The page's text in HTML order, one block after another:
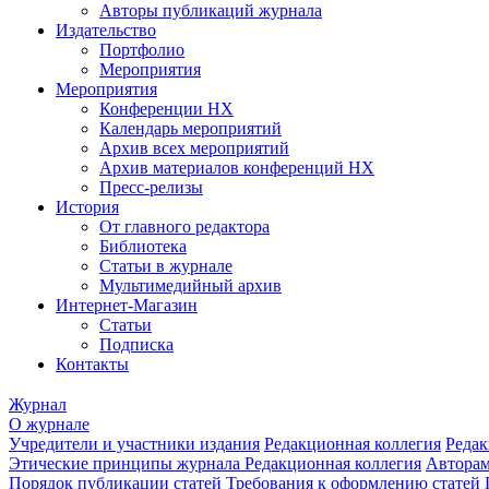
Авторы публикаций журнала
Издательство
Портфолио
Мероприятия
Мероприятия
Конференции НХ
Календарь мероприятий
Архив всех мероприятий
Архив материалов конференций НХ
Пресс-релизы
История
От главного редактора
Библиотека
Статьи в журнале
Мультимедийный архив
Интернет-Магазин
Статьи
Подписка
Контакты
Журнал
О журнале
Учредители и участники издания Редакционная коллегия
Этические принципы журнала Редакционная коллегия
Порядок публикации статей Требования к оформлению статей